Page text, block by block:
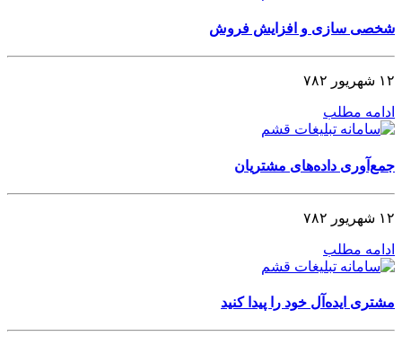
شخصی‌ سازی و افزایش فروش
۱۲ شهریور ۷۸۲
ادامه مطلب
جمع‌آوری داده‌های مشتریان
۱۲ شهریور ۷۸۲
ادامه مطلب
مشتری ایده‌آل خود را پیدا کنید